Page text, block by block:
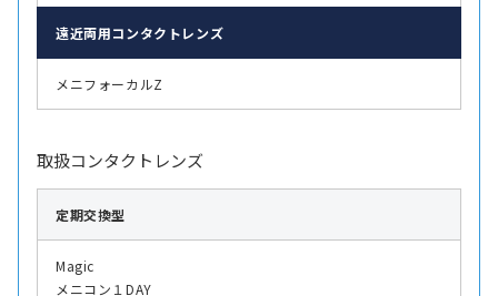
遠近両用コンタクトレンズ
メニフォーカルZ
取扱コンタクトレンズ
定期交換型
Magic
メニコン１DAY